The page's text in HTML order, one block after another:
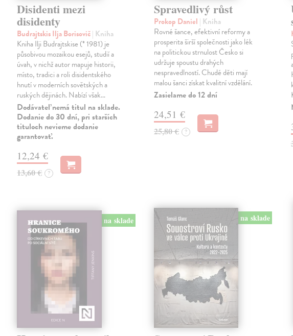
Disidenti mezi
disidenty
Budrajtskis Ilja Borisovič| Kniha
Kniha Ilji Budrajtskise (* 1981) je
působivou mozaikou esejů, studií a
úvah, v nichž autor mapuje historii,
místo, tradici a roli disidentského
hnutí v moderních sovětských a
ruských dějinách. Nabízí však…
Dodávateľ nemá titul na sklade.
Dodanie do 30 dní, pri starších
tituloch nevieme dodanie
garantovať.
12,24 €
13,60 € ?
Spravedlivý růst
Prokop Daniel | Kniha
Rovné šance, efektivní reformy a
prosperita širší společnosti jako lék
na politickou strnulost Česko si
udržuje spoustu drahých
nespravedlností. Chudé děti mají
malou šanci získat kvalitní vzdělání.
Zasielame do 12 dní
24,51 €
25,80 € ?
na sklade na sklade